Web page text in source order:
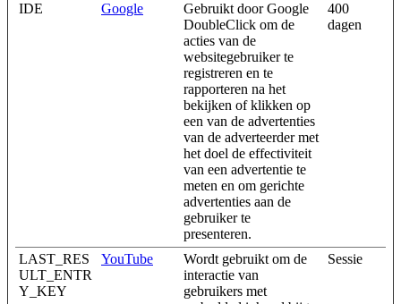
IDE Google
Gebruikt door Google
DoubleClick om de
acties van de
websitegebruiker te
registreren en te
rapporteren na het
bekijken of klikken op
een van de advertenties
van de adverteerder met
het doel de effectiviteit
van een advertentie te
meten en om gerichte
advertenties aan de
gebruiker te
presenteren.
400
dagen
LAST_RES
ULT_ENTR
Y_KEY
YouTube
Wordt gebruikt om de
interactie van
gebruikers met
Sessie